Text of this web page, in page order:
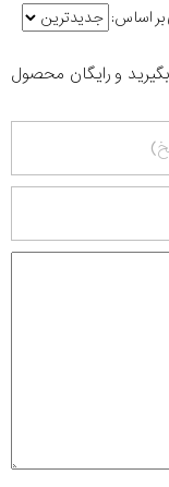
اساس:
و رایگان محصول